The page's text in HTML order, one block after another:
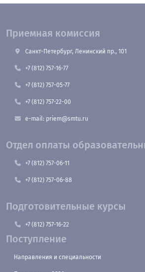
Приемная комиссия
Санкт-Петербург, Ленинский пр., 101
+7 (812) 757-16-77
+7 (812) 757-05-77
+7 (812) 757-22-00
e-mail: priem@smtu.ru
Отдел оплаты
+7 (812) 757-06-11
+7 (812) 757-06-88
Подготовительные курсы
+7 (812) 757-16-22
Поступление
Направления и специальности